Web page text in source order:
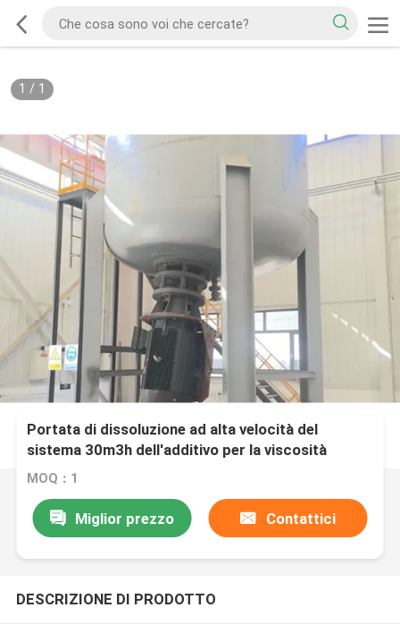
1 / 1
Portata di dissoluzione ad alta velocità del
sistema 30m3h dell'additivo per la viscosità
MOQ：1
Miglior prezzo Contattici
DESCRIZIONE DI PRODOTTO